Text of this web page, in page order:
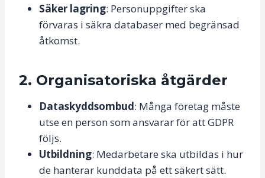
Säker lagring: Personuppgifter ska
förvaras i säkra databaser med begränsad
åtkomst.
2. Organisatoriska åtgärder
Dataskyddsombud: Många företag måste
utse en person som ansvarar för att GDPR
följs.
Utbildning: Medarbetare ska utbildas i hur
de hanterar kunddata på ett säkert sätt.